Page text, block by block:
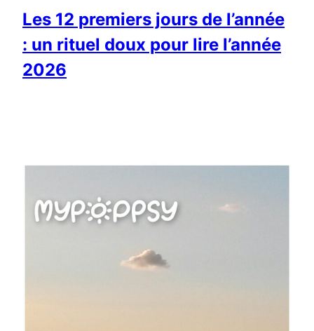
Les 12 premiers jours de l’année
: un rituel doux pour lire l’année
2026